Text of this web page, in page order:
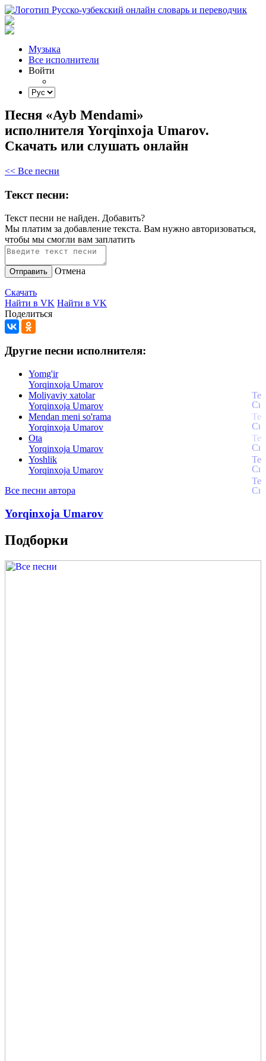
Музыка
Все исполнители
Войти
Песня «Ayb Mendami»
исполнителя Yorqinxoja Umarov.
Скачать или слушать онлайн
<< Все песни
Текст песни:
Текст песни не найден. Добавить?
Мы платим за добавление текста. Вам нужно авторизоваться,
чтобы мы смогли вам заплатить
Отправить Отмена
Скачать
Найти в VK Найти в VK
Поделиться
Другие песни исполнителя:
Yomg'ir
Yorqinxoja Umarov
Moliyaviy xatolar
Yorqinxoja Umarov
Mendan meni so'rama
Yorqinxoja Umarov
Ota
Yorqinxoja Umarov
Yoshlik
Yorqinxoja Umarov
Все песни автора
Yorqinxoja Umarov
Подборки